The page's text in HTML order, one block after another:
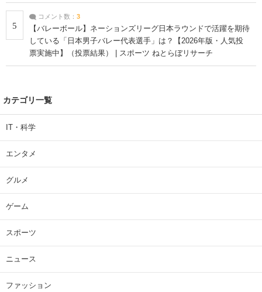
5
コメント数： 3
【バレーボール】ネーションズリーグ日本ラウンドで活躍を期待
している「日本男子バレー代表選手」は？【2026年版・人気投
票実施中】（投票結果） | スポーツ ねとらぼリサーチ
カテゴリ一覧
IT・科学
エンタメ
グルメ
ゲーム
スポーツ
ニュース
ファッション